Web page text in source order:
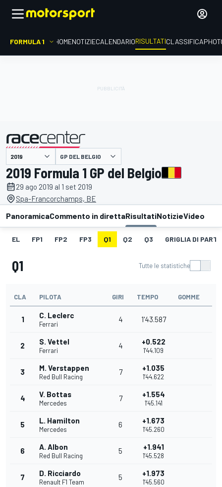
FORMULA 1 HOMENOTIZIECALENDARIORISULTATICLASSIFICA
presentato da GP DEL BELGIO
2019 Formula 1 GP del Belgio
29 ago 2019 al 1 set 2019
Spa-Francorchamps, BE
PanoramicaCommento in direttaRisultatiNotizieVideo
EL FP1 FP2 FP3 Q1 Q2 Q3 GRIGLIA DI
Q1 Tutte le statistiche
CLA PILOTA GIRI TEMPO GOMME
1 C. Leclerc
Ferrari
4 1'43.587
2 S. Vettel
Ferrari
4 +0.522
1'44.109
3 M. Verstappen
Red Bull Racing
7 +1.035
1'44.622
4 V. Bottas
Mercedes
7 +1.554
1'45.141
5 L. Hamilton
Mercedes
6 +1.673
1'45.260
6 A. Albon
Red Bull Racing
5 +1.941
1'45.528
7 D. Ricciardo
Renault F1 Team
5 +1.973
1'45.560